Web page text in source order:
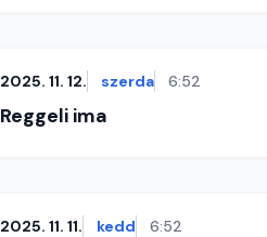
2025. 11. 12. szerda 6:52
Reggeli ima
2025. 11. 11. kedd 6:52